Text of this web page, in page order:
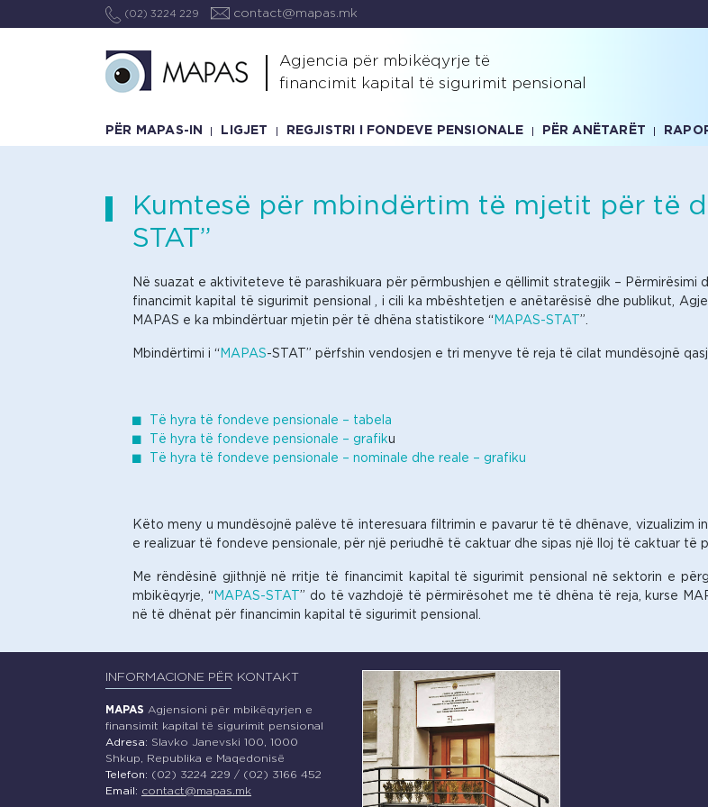
(02) 3224 229 contact@mapas.mk
Agjencia për mbikëqyrje të
financimit kapital të sigurimit pensional
PËR MAPAS-IN LIGJET REGJISTRI I FONDEVE PENSIONALE PËR ANËTARËT
Kumtesë për mbindërtim të mjetit për të
STAT”
Në suazat e aktiviteteve të parashikuara për përmbushjen e qëllimit strategjik –
financimit kapital të sigurimit pensional , i cili ka mbështetjen e anëtarësisë dhe publikut,
MAPAS e ka mbindërtuar mjetin për të dhëna statistikore “ MAPAS-STAT ”.
Mbindërtimi i “ MAPAS-STAT” përfshin vendosjen e tri menyve të reja të cilat mundësojnë
Të hyra të fondeve pensionale – tabela
Të hyra të fondeve pensionale – grafiku
Të hyra të fondeve pensionale – nominale dhe reale – grafiku
Këto meny u mundësojnë palëve të interesuara filtrimin e pavarur të të dhënave, vizualizim
e realizuar të fondeve pensionale, për një periudhë të caktuar dhe sipas një lloj të caktuar të
Me rëndësinë gjithnjë në rritje të financimit kapital të sigurimit pensional në sektorin e
mbikëqyrje, “ MAPAS-STAT ” do të vazhdojë të përmirësohet me të dhëna të reja, kurse
në të dhënat për financimin kapital të sigurimit pensional.
INFORMACIONE PËR KONTAKT
MAPAS Agjensioni për mbikëqyrjen e
finansimit kapital të sigurimit pensional
Adresa: Slavko Janevski 100, 1000
Shkup, Republika e Maqedonisë
Telefon: (02) 3224 229 / (02) 3166 452
Email: contact@mapas.mk